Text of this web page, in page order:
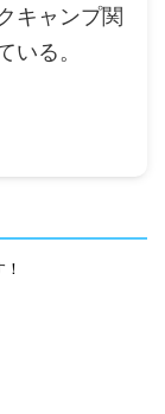
キャンプ関
いる。